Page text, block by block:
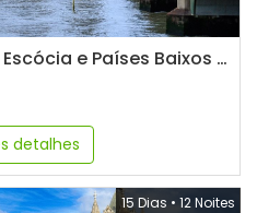
O Melhor da Inglaterra, Escócia e Países Baixos - 2026
detalhes
15 Dias • 12 Noites